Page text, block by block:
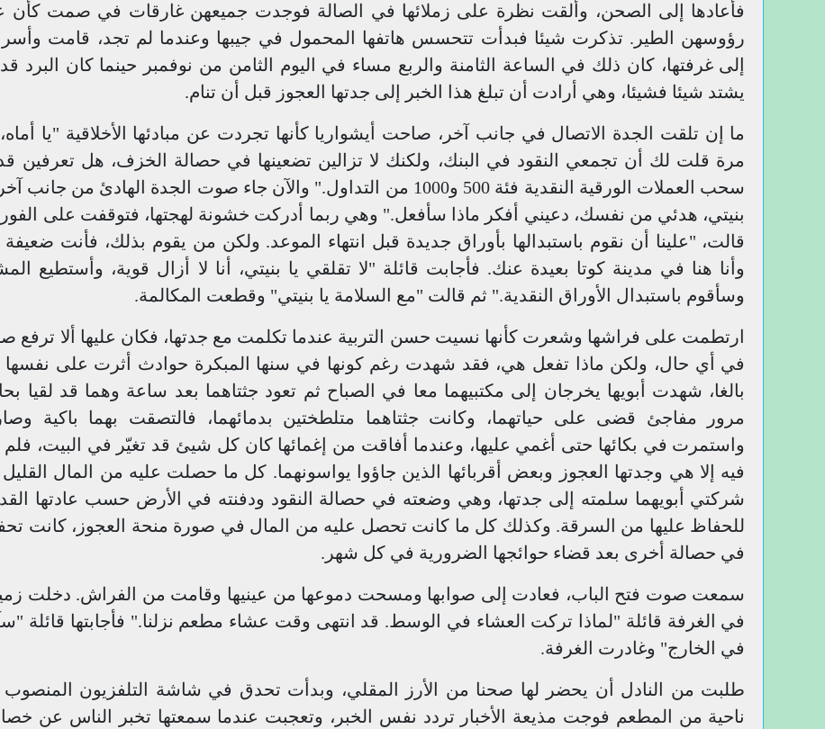
فأعادها إلى الصحن، وألقت نظرة على زملائها في الصالة فوجدت جميعهن غارقات في صمت كأن
رؤوسهن الطير. تذكرت شيئا فبدأت تتحسس هاتفها المحمول في جيبها وعندما لم تجد، قامت
إلى غرفتها، كان ذلك في الساعة الثامنة والربع مساء في اليوم الثامن من نوفمبر حينما كان البرد قد
يشتد شيئا فشيئا، وهي أرادت أن تبلغ هذا الخبر إلى جدتها العجوز قبل أن تنام.
ما إن تلقت الجدة الاتصال في جانب آخر، صاحت أيشواريا كأنها تجردت عن مبادئها الأخلاقية "يا
مرة قلت لك أن تجمعي النقود في البنك، ولكنك لا تزالين تضعينها في حصالة الخزف، هل تعرفين
سحب العملات الورقية النقدية فئة 500 و1000 من التداول." والآن جاء صوت الجدة الهادئ من جانب
بنيتي، هدئي من نفسك، دعيني أفكر ماذا سأفعل." وهي ربما أدركت خشونة لهجتها، فتوقفت على
قالت، "علينا أن نقوم باستبدالها بأوراق جديدة قبل انتهاء الموعد. ولكن من يقوم بذلك، فأنت ضعيفة
وأنا هنا في مدينة كوتا بعيدة عنك. فأجابت قائلة "لا تقلقي يا بنيتي، أنا لا أزال قوية، وأستطيع
وسأقوم باستبدال الأوراق النقدية." ثم قالت "مع السلامة يا بنيتي" وقطعت المكالمة.
ارتطمت على فراشها وشعرت كأنها نسيت حسن التربية عندما تكلمت مع جدتها، فكان عليها ألا ترفع
في أي حال، ولكن ماذا تفعل هي، فقد شهدت رغم كونها في سنها المبكرة حوادث أثرت على نفسها
بالغا، شهدت أبويها يخرجان إلى مكتبيهما معا في الصباح ثم تعود جثتاهما بعد ساعة وهما قد لقيا
مرور مفاجئ قضى على حياتهما، وكانت جثتاهما متلطختين بدمائهما، فالتصقت بهما باكية
واستمرت في بكائها حتى أغمي عليها، وعندما أفاقت من إغمائها كان كل شيئ قد تغيّر في البيت، فلم
فيه إلا هي وجدتها العجوز وبعض أقربائها الذين جاؤوا يواسونهما. كل ما حصلت عليه من المال
شركتي أبويهما سلمته إلى جدتها، وهي وضعته في حصالة النقود ودفنته في الأرض حسب عادتها
للحفاظ عليها من السرقة. وكذلك كل ما كانت تحصل عليه من المال في صورة منحة العجوز، كانت
في حصالة أخرى بعد قضاء حوائجها الضرورية في كل شهر.
سمعت صوت فتح الباب، فعادت إلى صوابها ومسحت دموعها من عينيها وقامت من الفراش. دخلت
في الغرفة قائلة "لماذا تركت العشاء في الوسط. قد انتهى وقت عشاء مطعم نزلنا." فأجابتها قائلة
في الخارج" وغادرت الغرفة.
طلبت من النادل أن يحضر لها صحنا من الأرز المقلي، وبدأت تحدق في شاشة التلفزيون
ناحية من المطعم فوجت مذيعة الأخبار تردد نفس الخبر، وتعجبت عندما سمعتها تخبر الناس عن